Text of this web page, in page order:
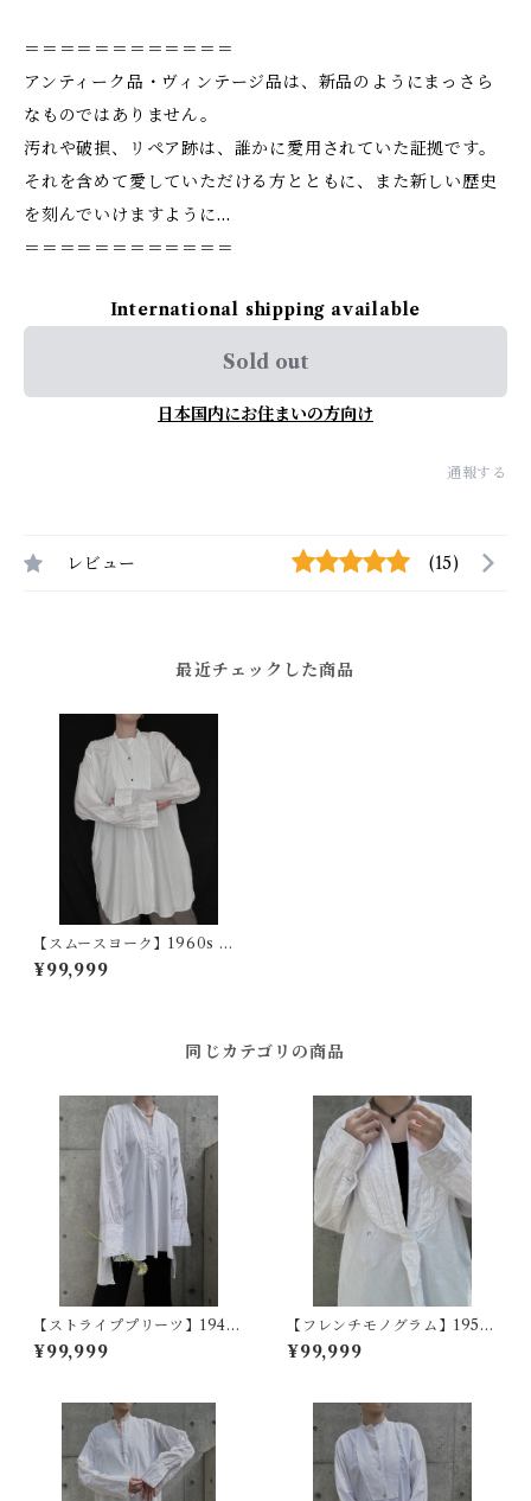
＝＝＝＝＝＝＝＝＝＝＝＝
アンティーク品・ヴィンテージ品は、新品のようにまっさら
なものではありません。
汚れや破損、リペア跡は、誰かに愛用されていた証拠です。
それを含めて愛していただける方とともに、また新しい歴史
を刻んでいけますように…
＝＝＝＝＝＝＝＝＝＝＝＝
International shipping available
Sold out
日本国内にお住まいの方向け
通報する
レビュー (15)
最近チェックした商品
【スムースヨーク】1960s イ
ギリスヴィンテージドレスシ
ャツ
¥99,999
同じカテゴリの商品
【ストライププリーツ】1940
s フランスヴィンテージドレス
シャツ
¥99,999
【フレンチモノグラム】1950
~60s フランスヴィンテージド
レスシャツ
¥99,999